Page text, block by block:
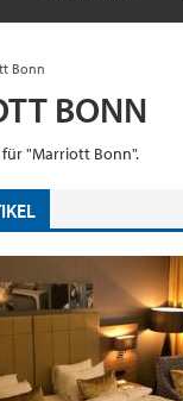
Bonn
BONN
"Marriott Bonn".